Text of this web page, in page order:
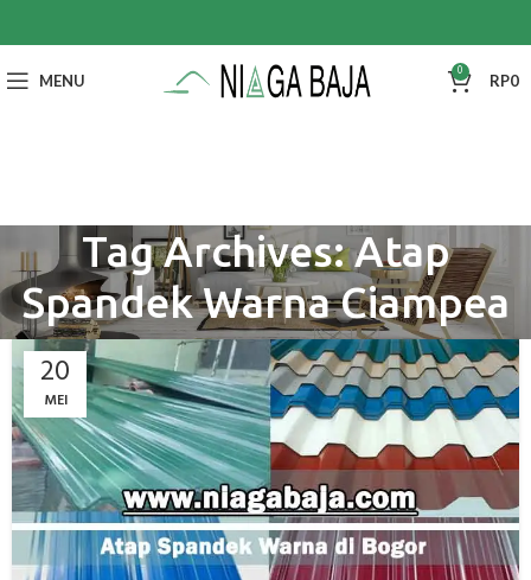
MENU 0 RP0
Tag Archives: Atap
Spandek Warna Ciampea
20
MEI